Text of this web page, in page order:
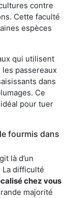
contre
Cette faculté
espèces
qui utilisent
passereaux
dans
Ce
pour tuer
fourmis dans
là d’un
difficulté
chez vous
majorité